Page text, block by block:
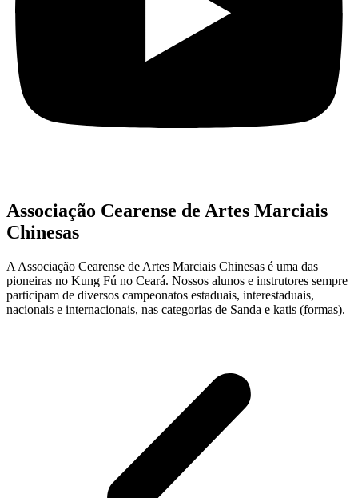
Associação Cearense de Artes Marciais
Chinesas
A Associação Cearense de Artes Marciais Chinesas é uma das
pioneiras no Kung Fú no Ceará. Nossos alunos e instrutores sempre
participam de diversos campeonatos estaduais, interestaduais,
nacionais e internacionais, nas categorias de Sanda e katis (formas).